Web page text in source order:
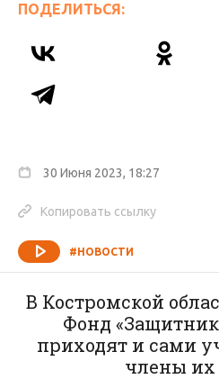
ПОДЕЛИТЬСЯ:
30 Июня 2023, 18:27
Копировать ссылку
#НОВОСТИ
В Костромской
Фонд
приходят и сами
члены их